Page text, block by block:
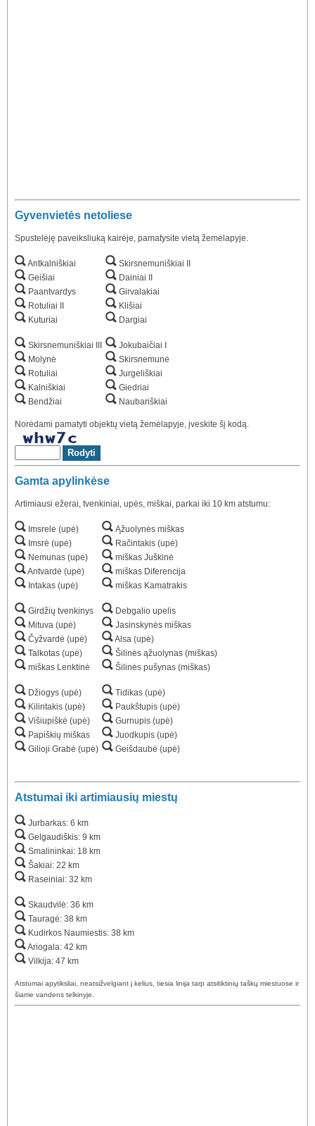
Gyvenvietės netoliese
Spustelėję paveiksliuką kairėje, pamatysite vietą žemėlapyje.
Antkalniškiai
Geišiai
Paantvardys
Rotuliai II
Kuturiai
Skirsnemuniškiai III
Molynė
Rotuliai
Kalniškiai
Bendžiai
Skirsnemuniškiai II
Dainiai II
Girvalakiai
Klišiai
Dargiai
Jokubaičiai I
Skirsnemunė
Jurgeliškiai
Giedriai
Naubariškiai
Norėdami pamatyti objektų vietą žemėlapyje, įveskite šį kodą.
Gamta apylinkėse
Artimiausi ežerai, tvenkiniai, upės, miškai, parkai iki 10 km atstumu:
Imsrelė (upė)
Imsrė (upė)
Nemunas (upė)
Antvardė (upė)
Intakas (upė)
Girdžių tvenkinys
Mituva (upė)
Čyžvardė (upė)
Talkotas (upė)
miškas Lenktinė
Džiogys (upė)
Kilintakis (upė)
Višiupiškė (upė)
Papiškių miškas
Gilioji Grabė (upė)
Ąžuolynės miškas
Račintakis (upė)
miškas Juškinė
miškas Diferencija
miškas Kamatrakis
Debgalio upelis
Jasinskynės miškas
Alsa (upė)
Šilinės ąžuolynas (miškas)
Šilinės pušynas (miškas)
Tidikas (upė)
Paukštupis (upė)
Gurnupis (upė)
Juodkupis (upė)
Geišdaubė (upė)
Atstumai iki artimiausių miestų
Jurbarkas: 6 km
Gelgaudiškis: 9 km
Smalininkai: 18 km
Šakiai: 22 km
Raseiniai: 32 km
Skaudvilė: 36 km
Tauragė: 38 km
Kudirkos Naumiestis: 38 km
Ariogala: 42 km
Vilkija: 47 km
Atstumai apytiksliai, neatsižvelgiant į kelius, tiesia linija tarp atsitiktinių taškų miestuose ir
šiame vandens telkinyje.